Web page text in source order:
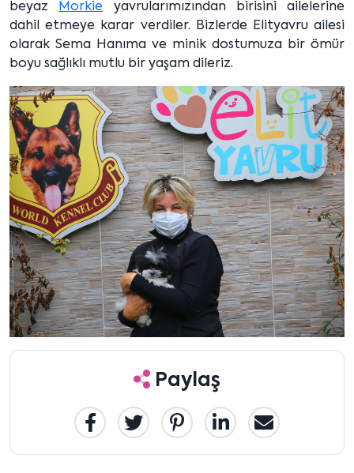
beyaz
Morkie yavrularımızından birisini ailelerine
dahil etmeye karar verdiler. Bizlerde Elityavru ailesi
olarak Sema Hanıma ve minik dostumuza bir ömür
boyu sağlıklı mutlu bir yaşam dileriz.
Paylaş